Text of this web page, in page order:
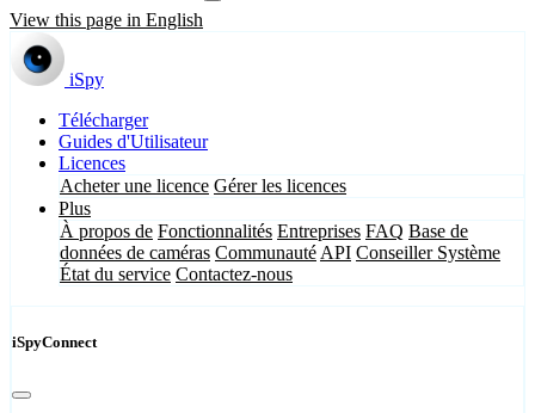
View this page in English
iSpy
Télécharger
Guides d'Utilisateur
Licences
Acheter une licence Gérer les licences
Plus
À propos de Fonctionnalités Entreprises FAQ Base de
données de caméras Communauté API Conseiller Système
État du service Contactez-nous
iSpyConnect